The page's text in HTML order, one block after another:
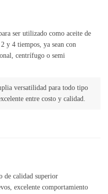
ser utilizado como aceite de
y 4 tiempos, ya sean con
centrífugo o semi
versatilidad para todo tipo
entre costo y calidad.
de calidad superior
excelente comportamiento